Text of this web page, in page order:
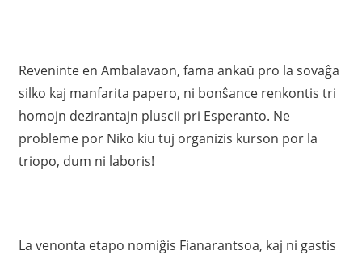
Reveninte en Ambalavaon, fama ankaŭ pro la sovaĝa
silko kaj manfarita papero, ni bonŝance renkontis tri
homojn dezirantajn pluscii pri Esperanto. Ne
probleme por Niko kiu tuj organizis kurson por la
triopo, dum ni laboris!
La venonta etapo nomiĝis Fianarantsoa, kaj ni gastis